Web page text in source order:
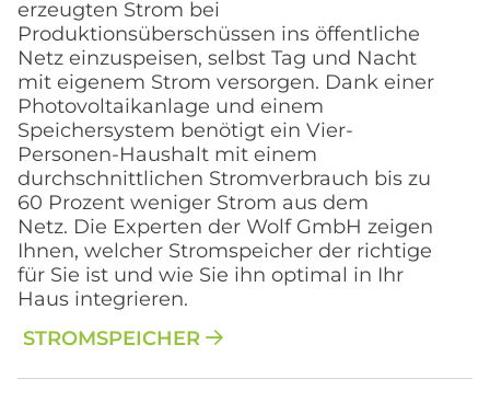
erzeugten Strom bei
Produktionsüberschüssen ins öffentliche
Netz einzuspeisen, selbst Tag und Nacht
mit eigenem Strom versorgen. Dank einer
Photovoltaikanlage und einem
Speichersystem benötigt ein Vier-
Personen-Haushalt mit einem
durchschnittlichen Stromverbrauch bis zu
60 Prozent weniger Strom aus dem
Netz. Die Experten der Wolf GmbH zeigen
Ihnen, welcher Stromspeicher der richtige
für Sie ist und wie Sie ihn optimal in Ihr
Haus integrieren.
STROMSPEICHER